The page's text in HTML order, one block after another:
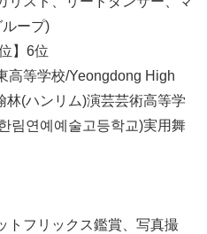
ープ)
】6位
高等学校/Yeongdong High
(ハンリム)演芸芸術高等学
림연예예술고등학교)実用舞
トフリックス鑑賞、写真撮